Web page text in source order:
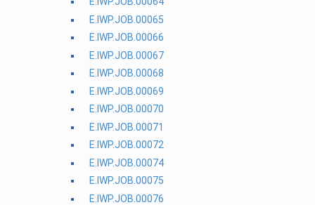
E.IWP.JOB.00065
E.IWP.JOB.00066
E.IWP.JOB.00067
E.IWP.JOB.00068
E.IWP.JOB.00069
E.IWP.JOB.00070
E.IWP.JOB.00071
E.IWP.JOB.00072
E.IWP.JOB.00074
E.IWP.JOB.00075
E.IWP.JOB.00076